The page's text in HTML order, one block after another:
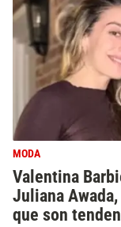
MODA
Valentina
Juliana
que son